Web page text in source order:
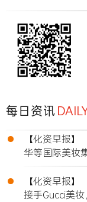
每日资讯
•
【化资早报
华等国际美妆
•
【化资早报】
接手Gucci美